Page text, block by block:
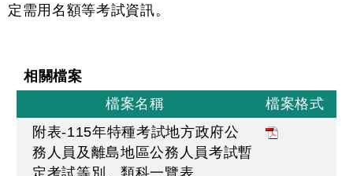
定需用名額等考試資訊。
相關檔案
檔案名稱
檔案格式
附表-115年特種考試地方政府公
務人員及離島地區公務人員考試暫
定考試等別、類科一覽表